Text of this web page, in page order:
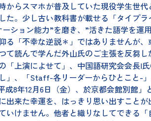
からスマホが普及していた現役学生世
た。少し古い教科書が載せる「タイプ
ーション能力”を磨き、”活きた語学を
る「不幸な逆説＊」ではありませんが
て読んで学んだ外山氏のご主張を反芻
「上演によせて」、中国語研究会会長I
」、「Staff-各リーダーからひとこと-
成8年12月6日（金）、於京都会館別館
出来た幸運を、はっきり思い出すことが
いけません。他者と織りなしてできる